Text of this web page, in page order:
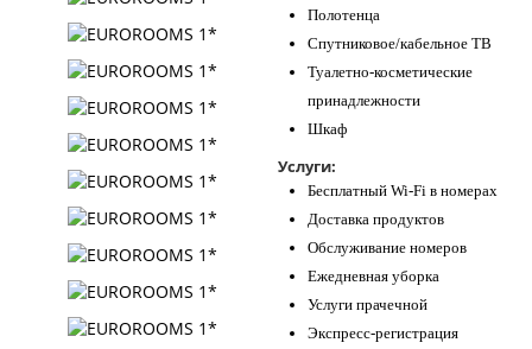
Полотенца
Спутниковое/кабельное ТВ
Туалетно-косметические
принадлежности
Шкаф
Услуги:
Бесплатный Wi-Fi в номерах
Доставка продуктов
Обслуживание номеров
Ежедневная уборка
Услуги прачечной
Экспресс-регистрация